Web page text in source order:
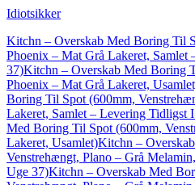
Idiotsikker
Kitchn – Overskab Med Boring Til
Phoenix – Mat Grå Lakeret,
37)Kitchn – Overskab Med Boring
Phoenix – Mat Grå Lakeret,
Boring Til Spot (600mm,
Lakeret, Samlet – Levering Tidligst
Med Boring Til Spot (600mm,
Lakeret, Usamlet)Kitchn –
Venstrehængt, Plano – Grå
Uge 37)Kitchn – Overskab Med